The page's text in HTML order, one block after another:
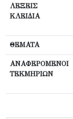
ΛΕΞΕΙΣ
ΚΛΕΙΔΙΑ
ΘΕΜΑΤΑ
ΑΝΑΦΕΡΟΜΕΝΟΙ
ΤΕΚΜΗΡΙΩΝ